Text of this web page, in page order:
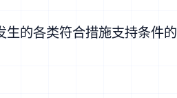
的各类符合措施支持条件的